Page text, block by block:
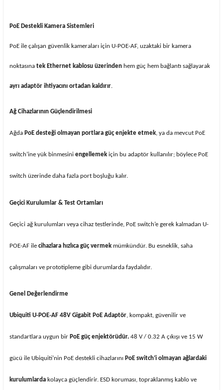
PoE Destekli Kamera Sistemleri
PoE ile çalışan güvenlik kameraları için U-POE-AF, uzaktaki bir kamera
noktasına tek Ethernet kablosu üzerinden hem güç hem bağlantı sağlayarak
ayrı adaptör ihtiyacını ortadan kaldırır.
Ağ Cihazlarının Güçlendirilmesi
Ağda PoE desteği olmayan portlara güç enjekte etmek, ya da mevcut PoE
switch’ine yük binmesini engellemek için bu adaptör kullanılır; böylece PoE
switch üzerinde daha fazla port boşluğu kalır.
Geçici Kurulumlar & Test Ortamları
Geçici ağ kurulumları veya cihaz testlerinde, PoE switch’e gerek kalmadan U-
POE-AF ile cihazlara hızlıca güç vermek mümkündür. Bu esneklik, saha
çalışmaları ve prototipleme gibi durumlarda faydalıdır.
Genel Değerlendirme
Ubiquiti U‑POE‑AF 48V Gigabit PoE Adaptör, kompakt, güvenilir ve
standartlara uygun bir PoE güç enjektörüdür. 48 V / 0.32 A çıkışı ve 15 W
gücü ile Ubiquiti’nin PoE destekli cihazlarını PoE switch’i olmayan ağlardaki
kurulumlarda kolayca güçlendirir. ESD koruması, topraklanmış kablo ve